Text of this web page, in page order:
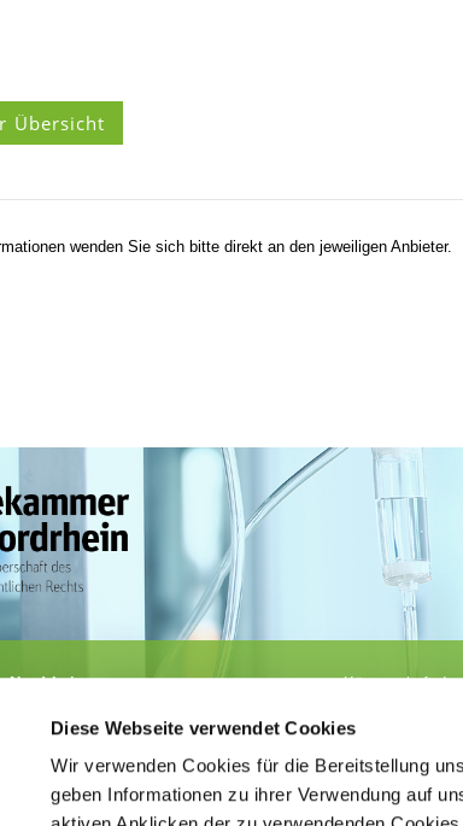
Diese Webseite verwendet Cookies
Wir verwenden Cookies für die Bereitstellung
geben Informationen zu ihrer Verwendung auf
Übersicht
wenden Sie sich bitte direkt an den jeweiligen Anbieter.
Nordrhein
· Fax 0211 / 4302 2009
Körperschaft